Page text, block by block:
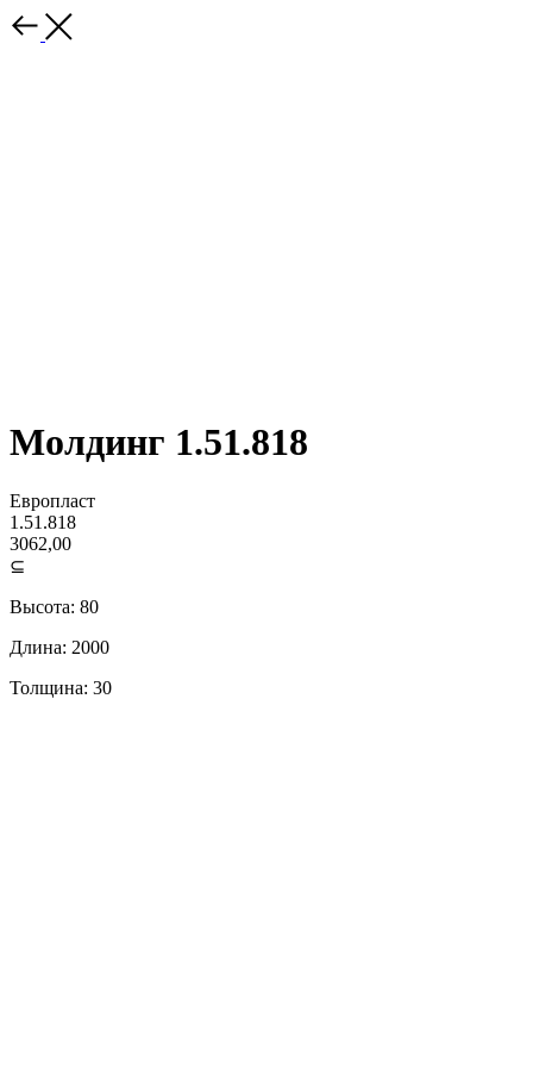
Молдинг 1.51.818
Европласт
1.51.818
3062,00
⊆
Высота: 80
Длина: 2000
Толщина: 30